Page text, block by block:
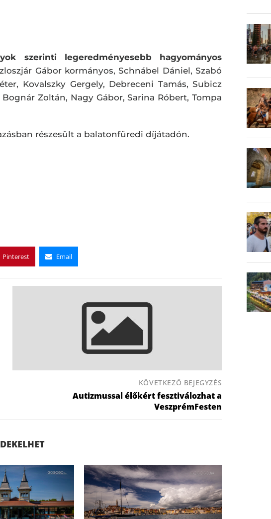
szerinti legeredményesebb hagyományos
Gábor kormányos, Schnábel Dániel, Szabó
Kovalszky Gergely, Debreceni Tamás, Subicz
Zoltán, Nagy Gábor, Sarina Róbert, Tompa
részesült a balatonfüredi díjátadón.
Pinterest Email
KÖVETKEZŐ BEJEGYZÉS
Autizmussal élőkért fesztiválozhat a
VeszprémFesten